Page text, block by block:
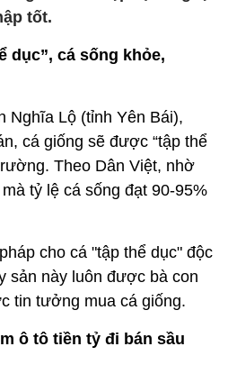
tốt.
dục”, cá sống khỏe,
Nghĩa Lộ (tỉnh Yên Bái),
cá giống sẽ được “tập thể
Theo Dân Việt, nhờ
tỷ lệ cá sống đạt 90-95%
cho cá "tập thể dục" độc
sản này luôn được bà con
tin tưởng mua cá giống.
ô tô tiền tỷ đi bán sầu